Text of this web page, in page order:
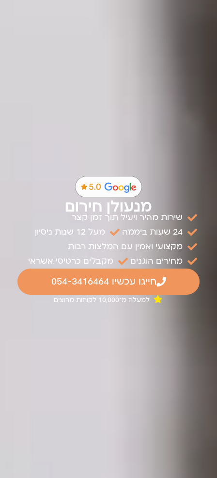
מנעולן חירום
שירות מהיר ויעיל תוך זמן קצר
24 שעות ביממה
מעל 12 שנות ניסיון
מקצועי ואמין עם המלצות רבות
מחירים הוגנים
מקבלים כרטיסי אשראי
חייגו עכשיו 054-3416464
למעלה מ־10,000 לקוחות מרוצים